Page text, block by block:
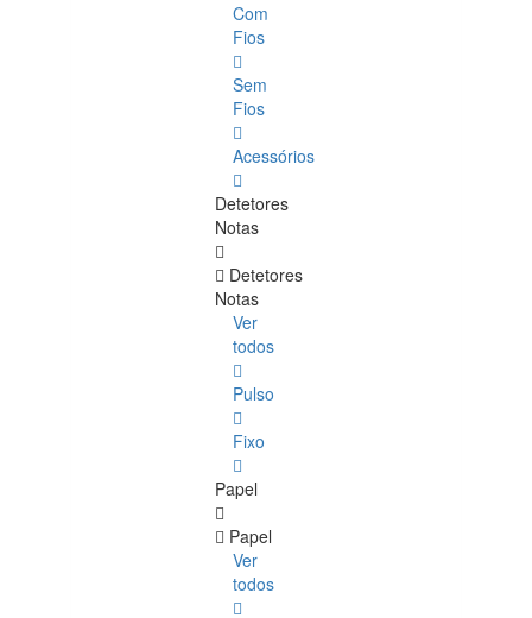
Com
Fios
Sem
Fios
Acessórios
Detetores
Notas
Detetores
Notas
Ver
todos
Pulso
Fixo
Papel
Papel
Ver
todos